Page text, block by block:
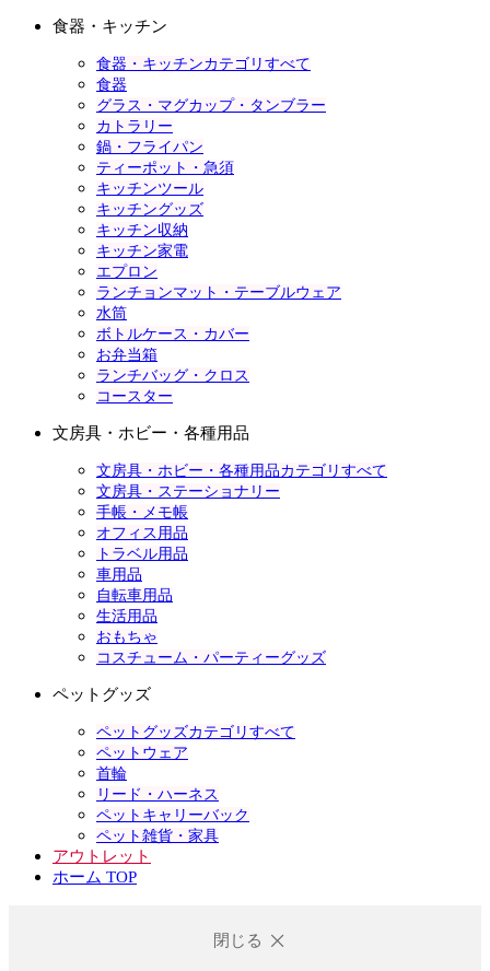
食器・キッチン
食器・キッチンカテゴリすべて
食器
グラス・マグカップ・タンブラー
カトラリー
鍋・フライパン
ティーポット・急須
キッチンツール
キッチングッズ
キッチン収納
キッチン家電
エプロン
ランチョンマット・テーブルウェア
水筒
ボトルケース・カバー
お弁当箱
ランチバッグ・クロス
コースター
文房具・ホビー・各種用品
文房具・ホビー・各種用品カテゴリすべて
文房具・ステーショナリー
手帳・メモ帳
オフィス用品
トラベル用品
車用品
自転車用品
生活用品
おもちゃ
コスチューム・パーティーグッズ
ペットグッズ
ペットグッズカテゴリすべて
ペットウェア
首輪
リード・ハーネス
ペットキャリーバック
ペット雑貨・家具
アウトレット
ホーム TOP
閉じる